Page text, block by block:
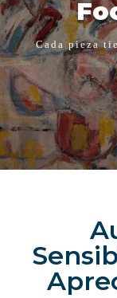
Cada pieza